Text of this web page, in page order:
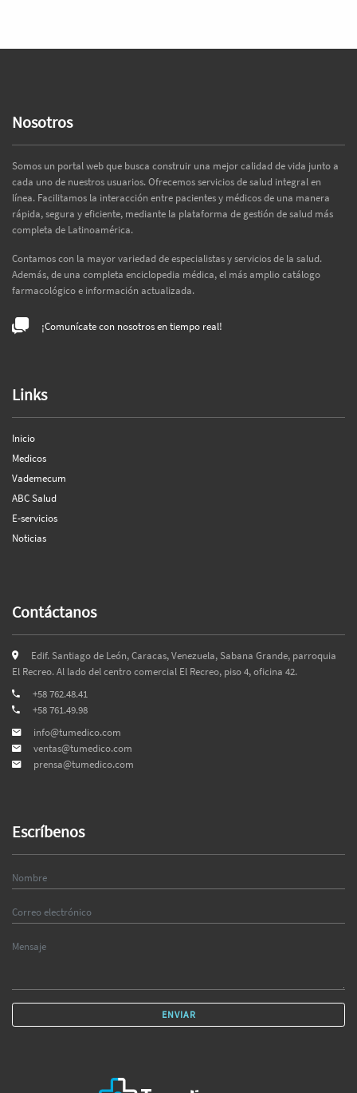
Nosotros
Somos un portal web que busca construir una mejor calidad de vida junto a
cada uno de nuestros usuarios. Ofrecemos servicios de salud integral en
línea. Facilitamos la interacción entre pacientes y médicos de una manera
rápida, segura y eficiente, mediante la plataforma de gestión de salud más
completa de Latinoamérica.
Contamos con la mayor variedad de especialistas y servicios de la salud.
Además, de una completa enciclopedia médica, el más amplio catálogo
farmacológico e información actualizada.
¡Comunícate con nosotros en tiempo real!
Links
Inicio
Medicos
Vademecum
ABC Salud
E-servicios
Noticias
Contáctanos
Edif. Santiago de León, Caracas, Venezuela, Sabana Grande, parroquia
El Recreo. Al lado del centro comercial El Recreo, piso 4, oficina 42.
+58 762.48.41
+58 761.49.98
info@tumedico.com
ventas@tumedico.com
prensa@tumedico.com
Escríbenos
ENVIAR